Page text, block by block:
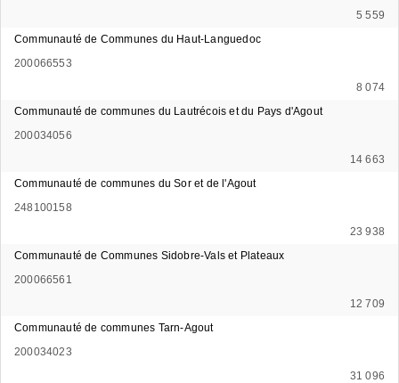
5 559
Communauté de Communes du Haut-Languedoc
200066553
8 074
Communauté de communes du Lautrécois et du Pays d'Agout
200034056
14 663
Communauté de communes du Sor et de l'Agout
248100158
23 938
Communauté de Communes Sidobre-Vals et Plateaux
200066561
12 709
Communauté de communes Tarn-Agout
200034023
31 096